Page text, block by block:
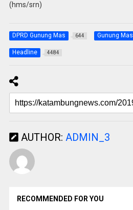
(hms/srn)
DPRD Gunung Mas 644 Gunung Mas
Headline 4484
AUTHOR: ADMIN_3
RECOMMENDED FOR YOU